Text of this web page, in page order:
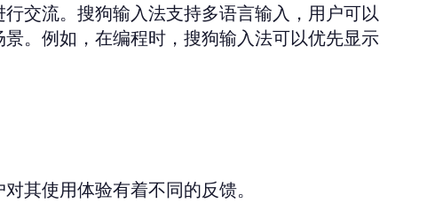
交流。搜狗输入法支持多语言输入，用户可以
。例如，在编程时，搜狗输入法可以优先显示
其使用体验有着不同的反馈。